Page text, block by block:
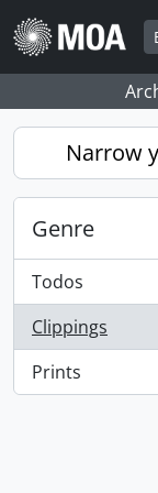
Skip to main
Narrow
Genre
Todos
Clippings
, 1 resultados
Prints
, 1 resultados